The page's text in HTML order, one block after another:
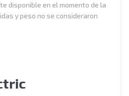
disponible en el momento de la
y peso no se consideraron